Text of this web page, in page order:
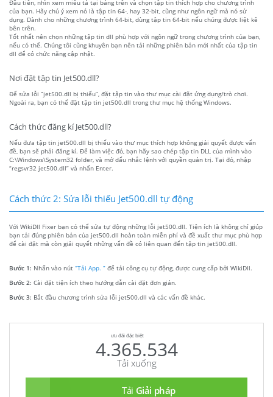
Đầu tiên, nhìn xem miêu tả tại bảng trên và chọn tập tin thích hợp cho chương trình
của bạn. Hãy chú ý xem nó là tập tin 64-, hay 32-bit, cũng như ngôn ngữ mà nó sử
dụng. Dành cho những chương trình 64-bit, dùng tập tin 64-bit nếu chúng được liệt kê
bên trên.
Tốt nhất nên chọn những tập tin dll phù hợp với ngôn ngữ trong chương trình của bạn,
nếu có thể. Chúng tôi cũng khuyên bạn nên tải những phiên bản mới nhất của tập tin
dll để có chức năng cập nhật.
Nơi đặt tập tin Jet500.dll?
Để sửa lỗi “jet500.dll bị thiếu”, đặt tập tin vào thư mục cài đặt ứng dụng/trò chơi.
Ngoài ra, bạn có thể đặt tập tin jet500.dll trong thư mục hệ thống Windows.
Cách thức đăng kí Jet500.dll?
Nếu đưa tập tin jet500.dll bị thiếu vào thư mục thích hợp không giải quyết được vấn
đề, bạn sẽ phải đăng kí. Để làm việc đó, bạn hãy sao chép tập tin DLL của mình vào
C:\Windows\System32 folder, và mở dấu nhắc lệnh với quyền quản trị. Tại đó, nhập
“regsvr32 jet500.dll” và nhấn Enter.
Cách thức 2: Sửa lỗi thiếu Jet500.dll tự động
Với WikiDll Fixer bạn có thể sửa tự động những lỗi jet500.dll. Tiện ích là không chỉ giúp
bạn tải đúng phiên bản của jet500.dll hoàn toàn miễn phí và đề xuất thư mục phù hợp
để cài đặt mà còn giải quyết những vấn đề có liên quan đến tập tin jet500.dll.
Bước 1: Nhấn vào nút “Tải App. ” để tải công cụ tự động, được cung cấp bởi WikiDll.
Bước 2: Cài đặt tiện ích theo hướng dẫn cài đặt đơn giản.
Bước 3: Bắt đầu chương trình sửa lỗi jet500.dll và các vấn đề khác.
ưu đãi đặc biệt
4.365.534
Tải xuống
Tải Giải pháp